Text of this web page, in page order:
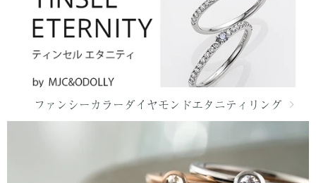
ファンシーカラーダイヤモンドエタニティリング